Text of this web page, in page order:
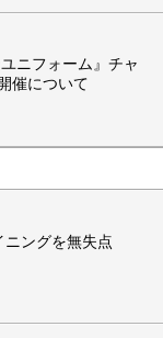
ニフォーム』チャ
催について
ングを無失点